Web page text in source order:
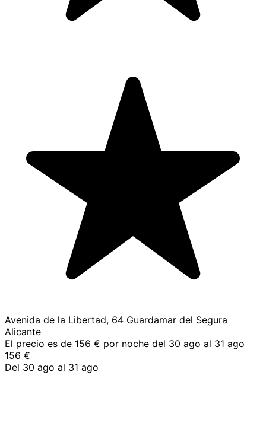
Avenida de la Libertad, 64 Guardamar del Segura
Alicante
El precio es de 156 € por noche del 30 ago al 31 ago
156 €
Del 30 ago al 31 ago